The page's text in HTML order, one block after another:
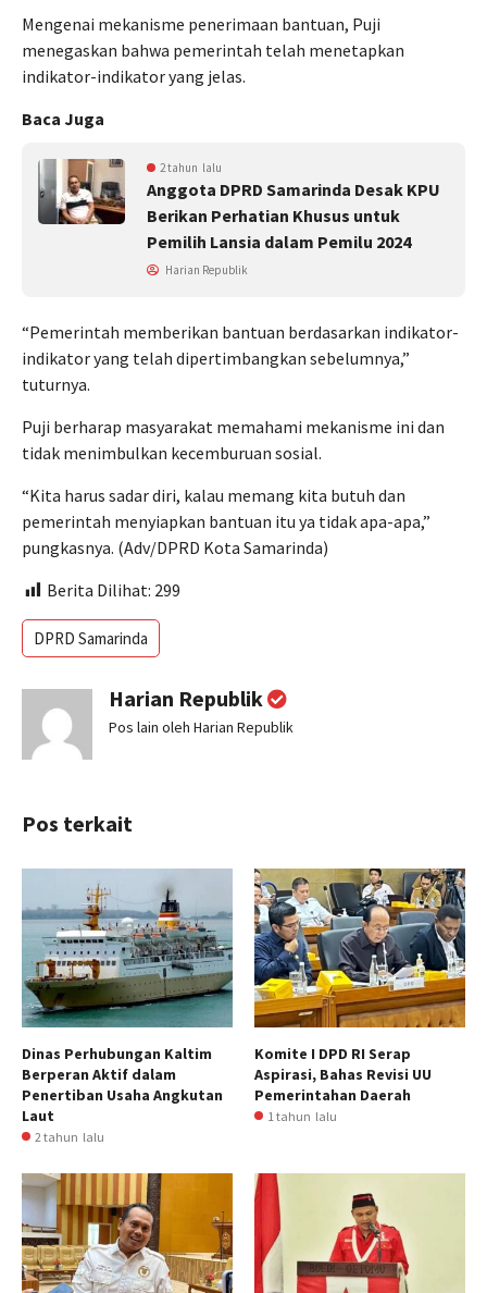
Mengenai mekanisme penerimaan bantuan, Puji
menegaskan bahwa pemerintah telah menetapkan
indikator-indikator yang jelas.
Baca Juga
2 tahun lalu
Anggota DPRD Samarinda Desak KPU
Berikan Perhatian Khusus untuk
Pemilih Lansia dalam Pemilu 2024
Harian Republik
“Pemerintah memberikan bantuan berdasarkan indikator-
indikator yang telah dipertimbangkan sebelumnya,”
tuturnya.
Puji berharap masyarakat memahami mekanisme ini dan
tidak menimbulkan kecemburuan sosial.
“Kita harus sadar diri, kalau memang kita butuh dan
pemerintah menyiapkan bantuan itu ya tidak apa-apa,”
pungkasnya. (Adv/DPRD Kota Samarinda)
Berita Dilihat: 299
DPRD Samarinda
Harian Republik
Pos lain oleh Harian Republik
Pos terkait
Dinas Perhubungan Kaltim
Berperan Aktif dalam
Penertiban Usaha Angkutan
Laut
2 tahun lalu
Komite I DPD RI Serap
Aspirasi, Bahas Revisi UU
Pemerintahan Daerah
1 tahun lalu